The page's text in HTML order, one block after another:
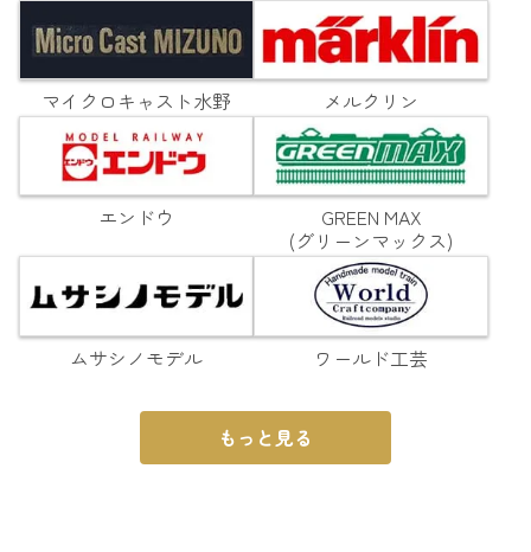
マイクロキャスト水野 メルクリン
エンドウ
GREEN MAX
(グリーンマックス)
ムサシノモデル ワールド工芸
もっと見る